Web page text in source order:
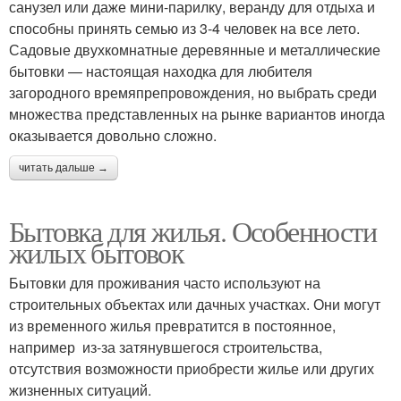
санузел или даже мини-парилку, веранду для отдыха и
способны принять семью из 3-4 человек на все лето.
Садовые двухкомнатные деревянные и металлические
бытовки — настоящая находка для любителя
загородного времяпрепровождения, но выбрать среди
множества представленных на рынке вариантов иногда
оказывается довольно сложно.
читать дальше →
Бытовка для жилья. Особенности
жилых бытовок
Бытовки для проживания часто используют на
строительных объектах или дачных участках. Они могут
из временного жилья превратится в постоянное,
например из-за затянувшегося строительства,
отсутствия возможности приобрести жилье или других
жизненных ситуаций.